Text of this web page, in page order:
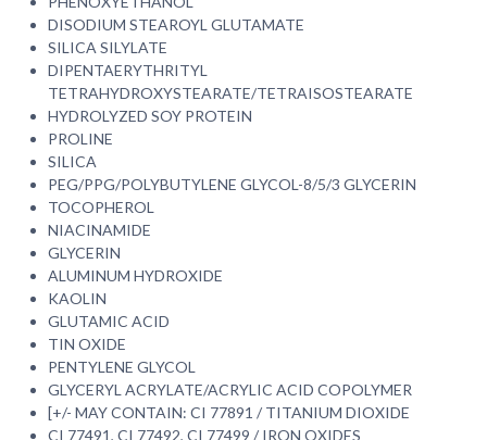
DISODIUM STEAROYL GLUTAMATE
SILICA SILYLATE
DIPENTAERYTHRITYL
TETRAHYDROXYSTEARATE/TETRAISOSTEARATE
HYDROLYZED SOY PROTEIN
PROLINE
SILICA
PEG/PPG/POLYBUTYLENE GLYCOL-8/5/3 GLYCERIN
TOCOPHEROL
NIACINAMIDE
GLYCERIN
ALUMINUM HYDROXIDE
KAOLIN
GLUTAMIC ACID
TIN OXIDE
PENTYLENE GLYCOL
GLYCERYL ACRYLATE/ACRYLIC ACID COPOLYMER
[+/- MAY CONTAIN: CI 77891 / TITANIUM DIOXIDE
CI 77491, CI 77492, CI 77499 / IRON OXIDES